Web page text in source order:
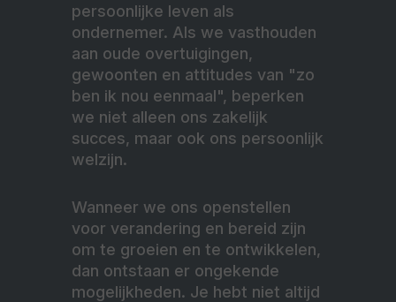
persoonlijke leven als
ondernemer. Als we vasthouden
aan oude overtuigingen,
gewoonten en attitudes van "zo
ben ik nou eenmaal", beperken
we niet alleen ons zakelijk
succes, maar ook ons persoonlijk
welzijn.
Wanneer we ons openstellen
voor verandering en bereid zijn
om te groeien en te ontwikkelen,
dan ontstaan er ongekende
mogelijkheden. Je hebt niet altijd